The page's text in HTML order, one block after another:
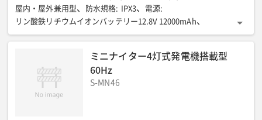
屋内・屋外兼用型
防水規格: IPX3 電源:
リン酸鉄リチウムイオンバッテリー12.8V 12000mAh
充電用ACアダプター(V): AC100(50Hz/60Hz) 充電時間(h): 4
寸法(折畳時)W×D×H(mm) : 212✕212✕1557 質量(kg): 4.5
ミニナイター4灯式発電機搭載型
60Hz
S-MN46